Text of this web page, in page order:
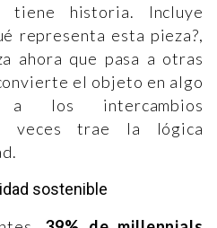
tiene historia. Incluye
representa esta pieza?,
ahora que pasa a otras
el objeto en algo
a los intercambios
veces trae la lógica
sostenible